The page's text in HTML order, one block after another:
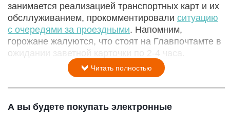
занимается реализацией транспортных карт и их
обсллуживанием, прокомментировали ситуацию
с очередями за проездными. Напомним,
горожане жалуются, что стоят на Главпочтамте в
ожидании заветной карточки по 2-4 часа.
Читать полностью
А вы будете покупать электронные